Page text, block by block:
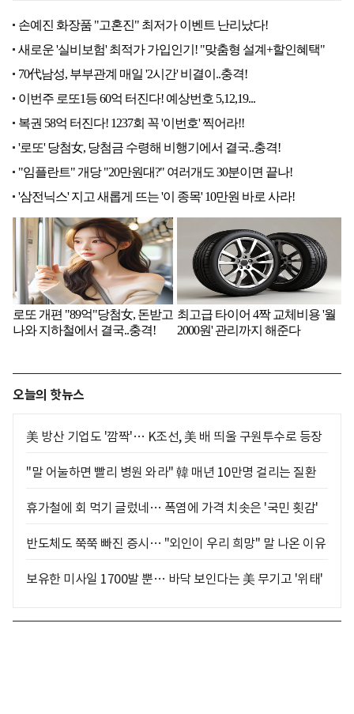
오늘의 핫뉴스
美 방산 기업도 '깜짝'… K조선, 美 배 띄울 구원투수로 등장
"말 어눌하면 빨리 병원 와라" 韓 매년 10만명 걸리는 질환
휴가철에 회 먹기 글렀네… 폭염에 가격 치솟은 '국민 횟감'
반도체도 쭉쭉 빠진 증시… "외인이 우리 희망" 말 나온 이유
보유한 미사일 1700발 뿐… 바닥 보인다는 美 무기고 '위태'